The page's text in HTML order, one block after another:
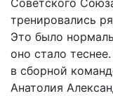
тренировались
Это было
оно стало
в сборной
Анатолия